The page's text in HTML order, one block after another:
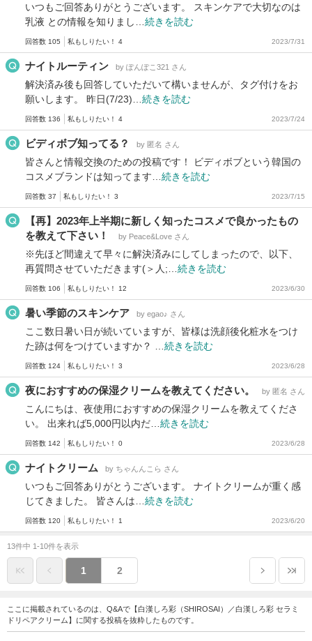
いつもご回答ありがとうございます。 スキンケアで大切なのは
乳液 との情報を知りまし… 続きを読む
回答数 105 私もしりたい！ 4 2023/7/31
ナイトルーティン by ぽんぽこ321 さん
解決済み後も回答していただいて構いませんが、タグ付けをお
願いします。 昨日(7/23)… 続きを読む
回答数 136 私もしりたい！ 4 2023/7/24
ビディボブ知ってる？ by 匿名 さん
皆さんと情報交換のための投稿です！ ビディボブという韓国の
コスメブランドは知ってます… 続きを読む
回答数 37 私もしりたい！ 3 2023/7/15
【再】2023年上半期に新しく知ったコスメで良かったもの
を教えて下さい！
by Peace&Love さん
※先ほど間違えて早々に解決済みにしてしまったので、以下、
再質問させていただきます(＞人;… 続きを読む
回答数 106 私もしりたい！ 12 2023/6/30
暑い季節のスキンケア by egao♪ さん
ここ数日暑い日が続いていますが、皆様は洗顔後化粧水をつけ
た跡は何をつけていますか？ … 続きを読む
回答数 124 私もしりたい！ 3 2023/6/28
夜におすすめの保湿クリームを教えてください。 by 匿名 さん
こんにちは、夜使用におすすめの保湿クリームを教えてくださ
い。 出来れば5,000円以内だ… 続きを読む
回答数 142 私もしりたい！ 0 2023/6/28
ナイトクリーム by ちゃんんこら さん
いつもご回答ありがとうございます。 ナイトクリームが重く感
じてきました。 皆さんは… 続きを読む
回答数 120 私もしりたい！ 1 2023/6/20
13件中 1-10件を表示
1 2
ここに掲載されているのは、Q&Aで【白漢しろ彩（SHIROSAI）／白漢しろ彩 セラミ
ドリペアクリーム】に関する投稿を抜粋したものです。